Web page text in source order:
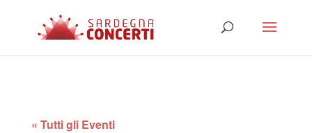
« Tutti gli Eventi